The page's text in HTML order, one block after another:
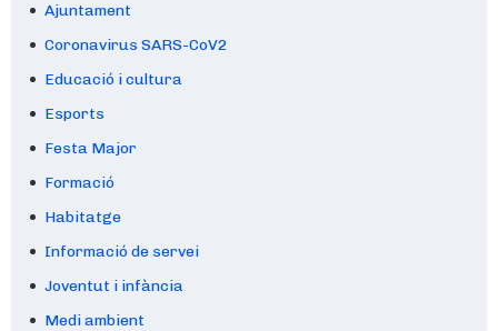
Ajuntament
Coronavirus SARS-CoV2
Educació i cultura
Esports
Festa Major
Formació
Habitatge
Informació de servei
Joventut i infància
Medi ambient